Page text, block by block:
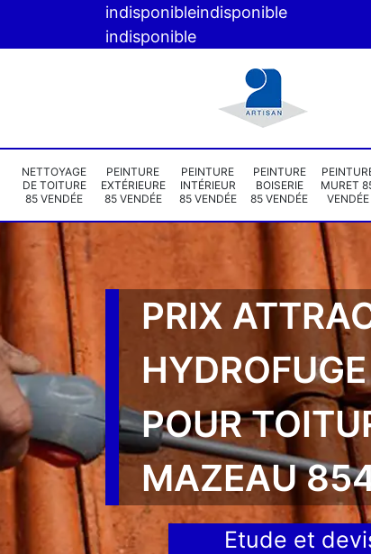
indisponibleindisponible
indisponible
NETTOYAGE
DE TOITURE
85 VENDÉE
PEINTURE
EXTÉRIEURE
85 VENDÉE
PEINTURE
INTÉRIEUR
85 VENDÉE
PEINTURE
BOISERIE
85 VENDÉE
MURET
VENDÉE
PRIX
POUR
MAZEAU
Etude et